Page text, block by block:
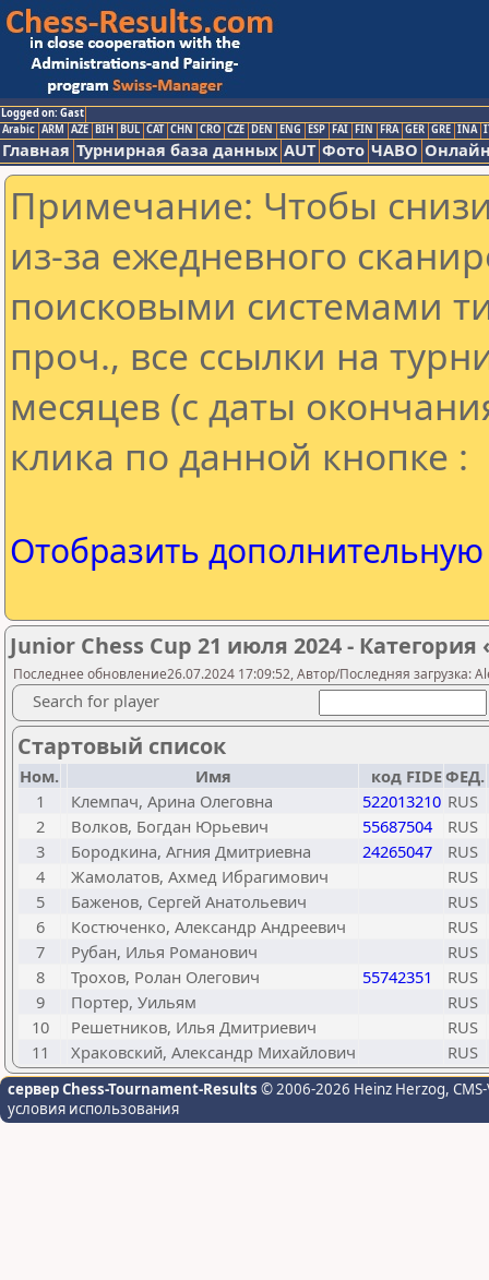
Logged on: Gast
Arabic ARM AZE BIH BUL CAT CHN CRO CZE DEN ENG ESP FAI FIN FRA GER GRE INA
Главная Турнирная база данных AUT Фото ЧАВО
Примечание: Чтобы
из-за ежедневного
поисковыми системами
проч., все ссылки на
месяцев (с даты
клика по данной кнопке :
Отобразить
Junior Chess Cup 21 июля 2024 - Категория
Последнее обновление26.07.2024 17:09:52, Автор/Последняя загрузка:
Search for player
Стартовый список
Ном. Имя код FIDEФЕД.
1
Клемпач, Арина Олеговна 522013210 RUS
2
Волков, Богдан Юрьевич 55687504
RUS
3
Бородкина, Агния Дмитриевна 24265047
RUS
4
Жамолатов, Ахмед Ибрагимович
RUS
5
Баженов, Сергей Анатольевич
RUS
6
Костюченко, Александр Андреевич
RUS
7
Рубан, Илья Романович
RUS
8
Трохов, Ролан Олегович 55742351
RUS
9
Портер, Уильям
RUS
10
Решетников, Илья Дмитриевич
RUS
11
Храковский, Александр Михайлович RUS
сервер Chess-Tournament-Results © 2006-2026 Heinz Herzog,
условия использования